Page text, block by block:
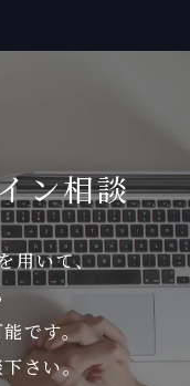
ン相談
用いて、
です。
さい。